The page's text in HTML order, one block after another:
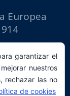
Europea
garantizar el
nuestros
rechazar las no
de cookies